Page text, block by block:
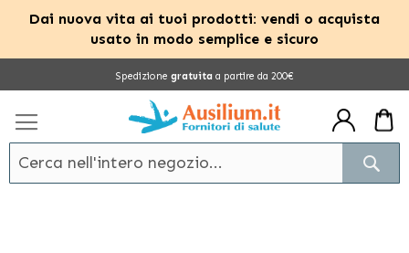
Dai nuova vita ai tuoi prodotti: vendi o acquista
usato in modo semplice e sicuro
Spedizione gratuita a partire da 200€